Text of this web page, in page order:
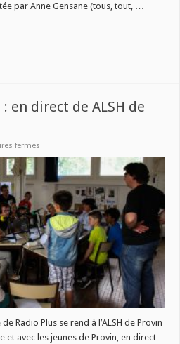
par Anne Gensane (tous, tout, …
en direct de ALSH de
fermés
juillet
direct
de
ALSH
de
Provin
Radio Plus se rend à l’ALSH de Provin
et avec les jeunes de Provin, en direct